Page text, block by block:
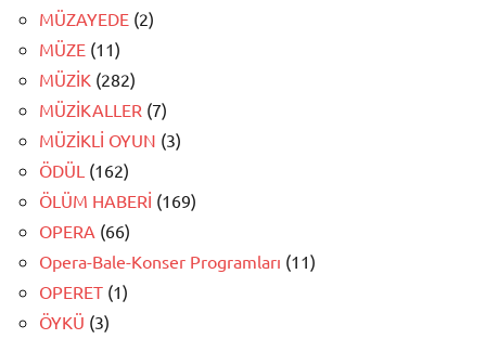
MÜZAYEDE (2)
MÜZE (11)
MÜZİK (282)
MÜZİKALLER (7)
MÜZİKLİ OYUN (3)
ÖDÜL (162)
ÖLÜM HABERİ (169)
OPERA (66)
Opera-Bale-Konser Programları (11)
OPERET (1)
ÖYKÜ (3)